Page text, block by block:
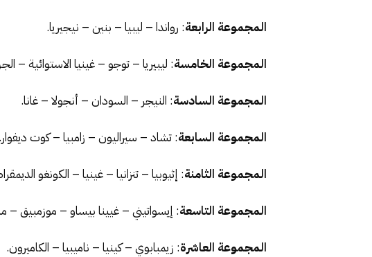
المجموعة الرابعة: رواندا – ليبيا – بنين – نيجيريا.
المجموعة الخامسة: ليبيريا – توجو – غينيا الاستوائية –
المجموعة السادسة: النيجر – السودان – أنجولا – غانا.
المجموعة السابعة: تشاد – سيراليون – زامبيا – كوت ديفوار.
المجموعة الثامنة: إثيوبيا – تنزانيا – غينيا – الكونغو
المجموعة التاسعة: إيسواتيني – غيينا بيساو – موزمبيق –
المجموعة العاشرة: زيمبابوي – كينيا – ناميبيا – الكاميرون.